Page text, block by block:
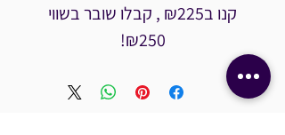
קנו ב₪225 , קבלו שובר בשווי
₪250!
₪150!